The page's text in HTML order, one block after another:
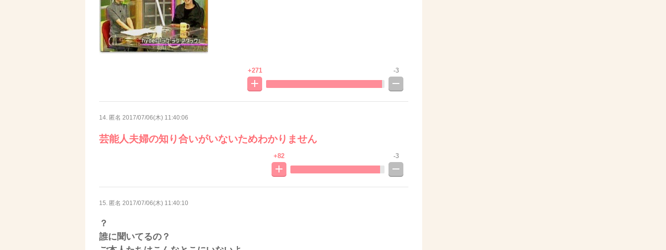
+271 -3
14. 匿名 2017/07/06(木) 11:40:06
芸能人夫婦の知り合いがいないためわかりません
+82 -3
15. 匿名 2017/07/06(木) 11:40:10
？
誰に聞いてるの？